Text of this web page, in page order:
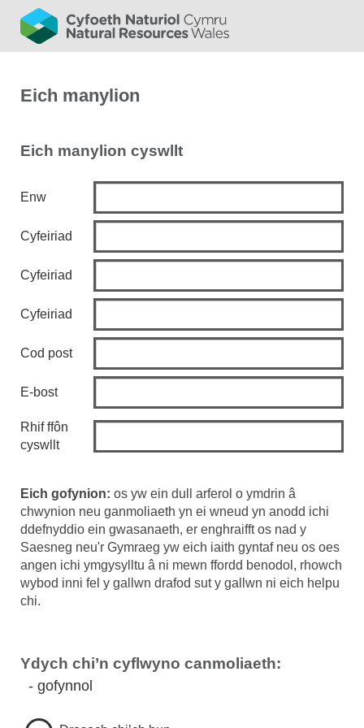
Eich manylion
Eich manylion cyswllt
Enw
Cyfeiriad
Cyfeiriad
Cyfeiriad
Cod post
E-bost
Rhif ffôn
cyswllt
Eich gofynion: os yw ein dull arferol o ymdrin â
chwynion neu ganmoliaeth yn ei wneud yn anodd ichi
ddefnyddio ein gwasanaeth, er enghraifft os nad y
Saesneg neu'r Gymraeg yw eich iaith gyntaf neu os oes
angen ichi ymgysylltu â ni mewn ffordd benodol, rhowch
wybod inni fel y gallwn drafod sut y gallwn ni eich helpu
chi.
Ydych chi’n cyflwyno canmoliaeth:
- gofynnol